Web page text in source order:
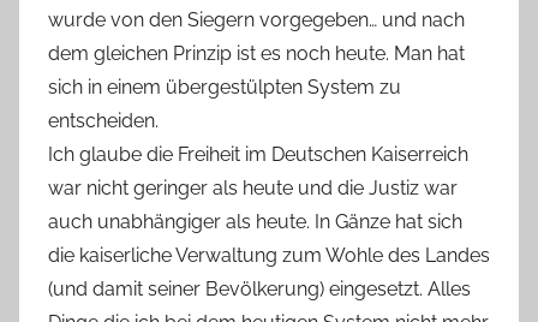
wurde von den Siegern vorgegeben… und nach
dem gleichen Prinzip ist es noch heute. Man hat
sich in einem übergestülpten System zu
entscheiden.
Ich glaube die Freiheit im Deutschen Kaiserreich
war nicht geringer als heute und die Justiz war
auch unabhängiger als heute. In Gänze hat sich
die kaiserliche Verwaltung zum Wohle des Landes
(und damit seiner Bevölkerung) eingesetzt. Alles